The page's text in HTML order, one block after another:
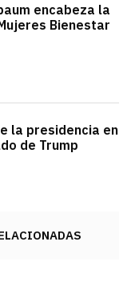
encabeza la
Bienestar
la presidencia en
de Trump